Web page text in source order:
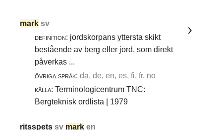
mark sv
definition: jordskorpans yttersta skikt
bestående av berg eller jord, som direkt
påverkas ...
övriga språk: da, de, en, es, fi, fr, no
källa: Terminologicentrum TNC:
Bergteknisk ordlista | 1979
ritsspetssv mark en